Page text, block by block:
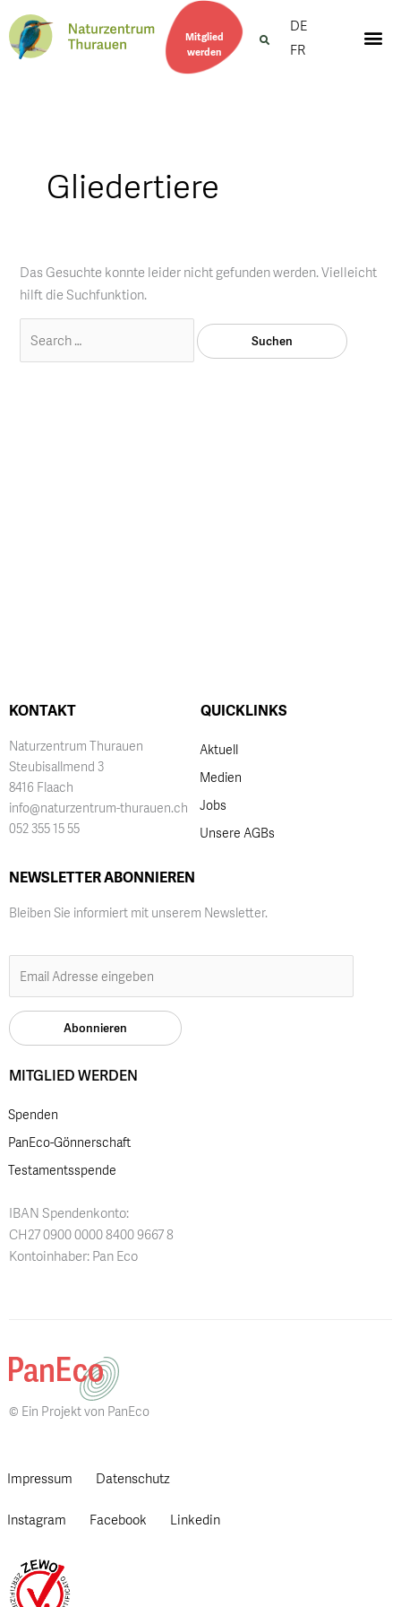
Mitglied
werden
DE
FR
Gliedertiere
Das Gesuchte konnte leider nicht gefunden werden. Vielleicht
hilft die Suchfunktion.
Suchen
nach:
KONTAKT
Naturzentrum Thurauen
Steubisallmend 3
8416 Flaach
info@naturzentrum-thurauen.ch
052 355 15 55
QUICKLINKS
Aktuell
Medien
Jobs
Unsere AGBs
NEWSLETTER ABONNIEREN
Bleiben Sie informiert mit unserem Newsletter.
MITGLIED WERDEN
Spenden
PanEco-Gönnerschaft
Testamentsspende
IBAN Spendenkonto:
CH27 0900 0000 8400 9667 8
Kontoinhaber: Pan Eco
© Ein Projekt von PanEco
Impressum Datenschutz
Instagram Facebook Linkedin